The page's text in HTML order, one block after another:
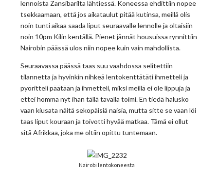
lennoista Zansibarilta lähtiessä. Koneessa ehdittiin nopee
tsekkaamaan, että jos aikataulut pitää kutinsa, meillä olis
noin tunti aikaa saada liput seuraavalle lennolle ja oltaisiin
noin 10pm Kilin kentällä. Pienet jännät housuissa rynnittiin
Nairobin päässä ulos niin nopee kuin vain mahdollista.
Seuraavassa päässä taas suu vaahdossa selitettiin
tilannetta ja hyvinkin nihkeä lentokenttätäti ihmetteli ja
pyöritteli päätään ja ihmetteli, miksi meillä ei ole lippuja ja
ettei homma nyt ihan tällä tavalla toimi. En tiedä halusko
vaan kiusata näitä sekopäisiä naisia, mutta sitte se vaan löi
taas liput kouraan ja toivotti hyvää matkaa. Tämä ei ollut
sitä Afrikkaa, joka me oltiin opittu tuntemaan.
Nairobi lentokoneesta